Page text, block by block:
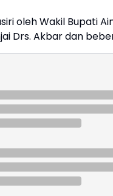
oleh Wakil Bupati
Drs. Akbar dan